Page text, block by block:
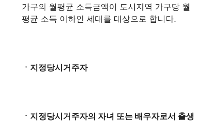
가구의 월평균 소득금액이 도시지역 가구당 월
평균 소득 이하인 세대를 대상으로 합니다.
ㆍ지정당시거주자
ㆍ지정당시거주자의 자녀 또는 배우자로서 출생